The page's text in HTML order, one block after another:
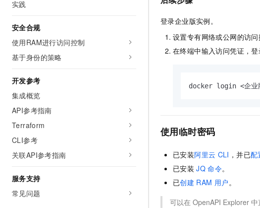
实践
安全合规
使用RAM进行访问控制
基于身份的策略
开发参考
集成概览
API参考指南
Terraform
CLI参考
关联API参考指南
服务支持
常见问题
登录企业版实例。
设置专有网络或公网的访
在终端中输入访问凭证，
docker login <企业
使用临时密码
已安装阿里云 CLI ，并已配
已安装 JQ 命令。
已创建 RAM 用户。
可以在 OpenAPI Explorer 中